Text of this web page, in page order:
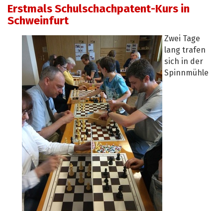
Erstmals Schulschachpatent-Kurs in
Schweinfurt
Zwei Tage
lang trafen
sich in der
Spinnmühle